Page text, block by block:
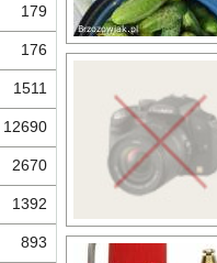
179
176
1511
12690
2670
1392
893